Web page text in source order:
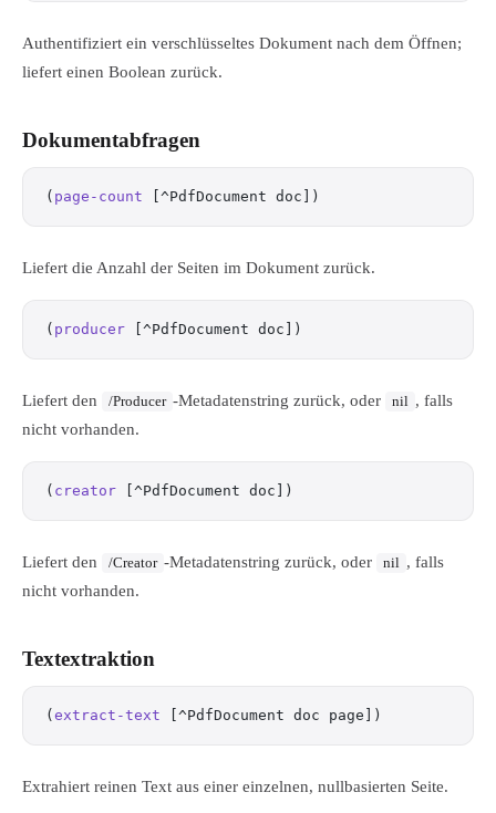
Authentifiziert ein verschlüsseltes Dokument nach dem Öffnen;
liefert einen Boolean zurück.
Dokumentabfragen
( page-count [^PdfDocument doc])
Liefert die Anzahl der Seiten im Dokument zurück.
( producer [^PdfDocument doc])
Liefert den /Producer -Metadatenstring zurück, oder nil , falls
nicht vorhanden.
( creator [^PdfDocument doc])
Liefert den /Creator -Metadatenstring zurück, oder nil , falls
nicht vorhanden.
Textextraktion
( extract-text [^PdfDocument doc page])
Extrahiert reinen Text aus einer einzelnen, nullbasierten Seite.